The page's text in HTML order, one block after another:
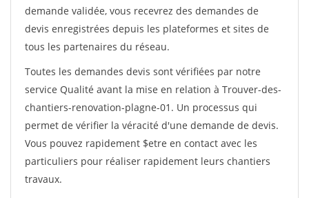
demande validée, vous recevrez des demandes de
devis enregistrées depuis les plateformes et sites de
tous les partenaires du réseau.
Toutes les demandes devis sont vérifiées par notre
service Qualité avant la mise en relation à Trouver-des-
chantiers-renovation-plagne-01. Un processus qui
permet de vérifier la véracité d'une demande de devis.
Vous pouvez rapidement $etre en contact avec les
particuliers pour réaliser rapidement leurs chantiers
travaux.